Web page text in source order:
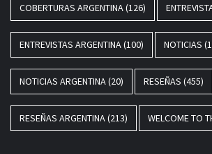
COBERTURAS ARGENTINA(126)
ENTREVISTAS ARGENTINA(100) NOTICIAS
NOTICIAS ARGENTINA(20) RESEÑAS (455)
RESEÑAS ARGENTINA(213) WELCOME TO